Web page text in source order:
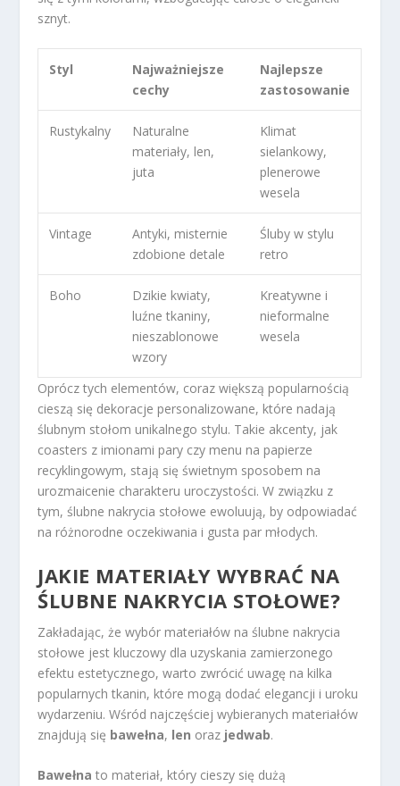
sznyt.
Styl
Najważniejsze
cechy
Najlepsze
zastosowanie
Rustykalny
Naturalne
materiały, len,
juta
Klimat
sielankowy,
plenerowe
wesela
Vintage
Antyki, misternie
zdobione detale
Śluby w stylu
retro
Boho
Dzikie kwiaty,
luźne tkaniny,
nieszablonowe
wzory
Kreatywne i
nieformalne
wesela
Oprócz tych elementów, coraz większą popularnością
cieszą się dekoracje personalizowane, które nadają
ślubnym stołom unikalnego stylu. Takie akcenty, jak
coasters z imionami pary czy menu na papierze
recyklingowym, stają się świetnym sposobem na
urozmaicenie charakteru uroczystości. W związku z
tym, ślubne nakrycia stołowe ewoluują, by odpowiadać
na różnorodne oczekiwania i gusta par młodych.
JAKIE MATERIAŁY WYBRAĆ NA
ŚLUBNE NAKRYCIA STOŁOWE?
Zakładając, że wybór materiałów na ślubne nakrycia
stołowe jest kluczowy dla uzyskania zamierzonego
efektu estetycznego, warto zwrócić uwagę na kilka
popularnych tkanin, które mogą dodać elegancji i uroku
wydarzeniu. Wśród najczęściej wybieranych materiałów
znajdują się bawełna, len oraz jedwab.
Bawełna to materiał, który cieszy się dużą